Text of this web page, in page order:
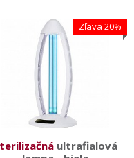
zahradzovacích a
vymedzenie
tiež môžete zostaviť
konfigurátore.
Zľava 20%
ultrafialová